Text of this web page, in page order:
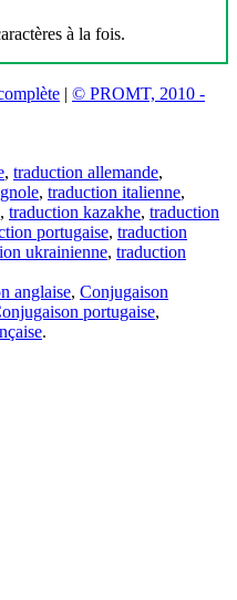
à la fois.
| © PROMT, 2010 -
, traduction allemande,
, traduction italienne,
, traduction kazakhe, traduction
portugaise, traduction
ukrainienne, traduction
anglaise, Conjugaison
portugaise,
.